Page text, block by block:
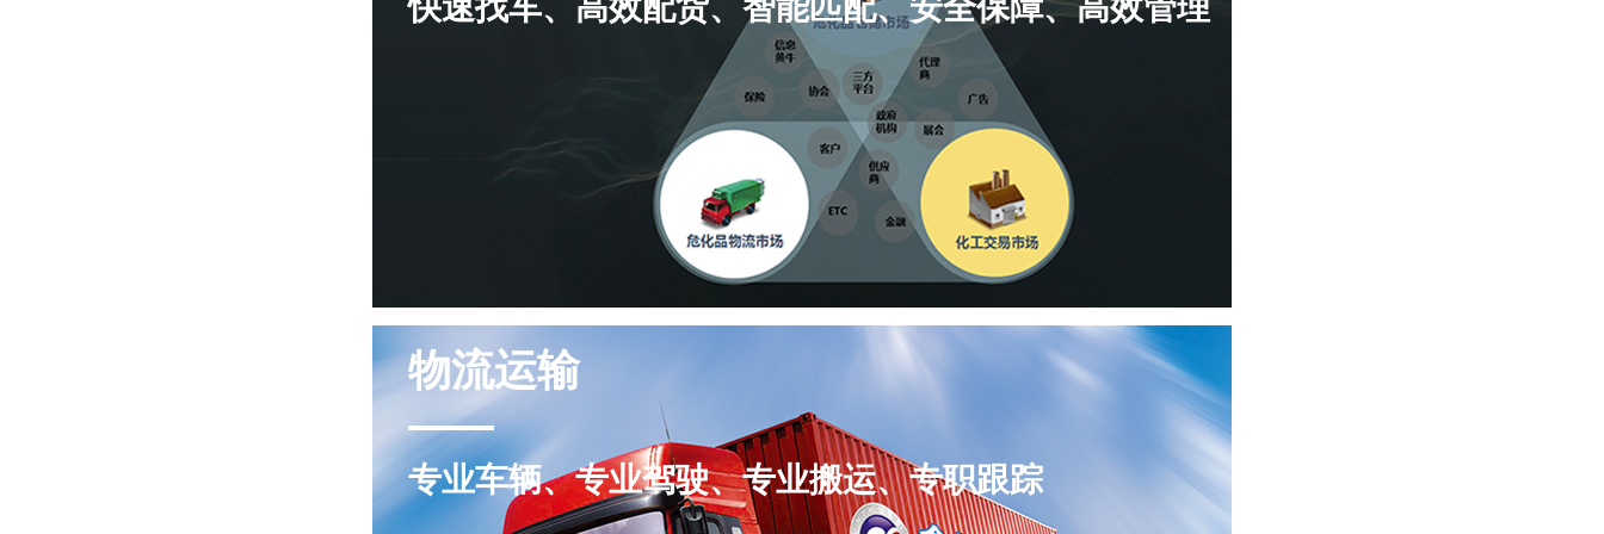
快速找车、高效配货、智能匹配、安全保障、高效管理
物流运输
专业车辆、专业驾驶、专业搬运、专职跟踪